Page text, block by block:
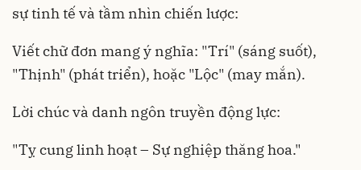
sự tinh tế và tầm nhìn chiến lược:
Viết chữ đơn mang ý nghĩa: "Trí" (sáng suốt),
"Thịnh" (phát triển), hoặc "Lộc" (may mắn).
Lời chúc và danh ngôn truyền động lực:
"Tỵ cung linh hoạt – Sự nghiệp thăng hoa."